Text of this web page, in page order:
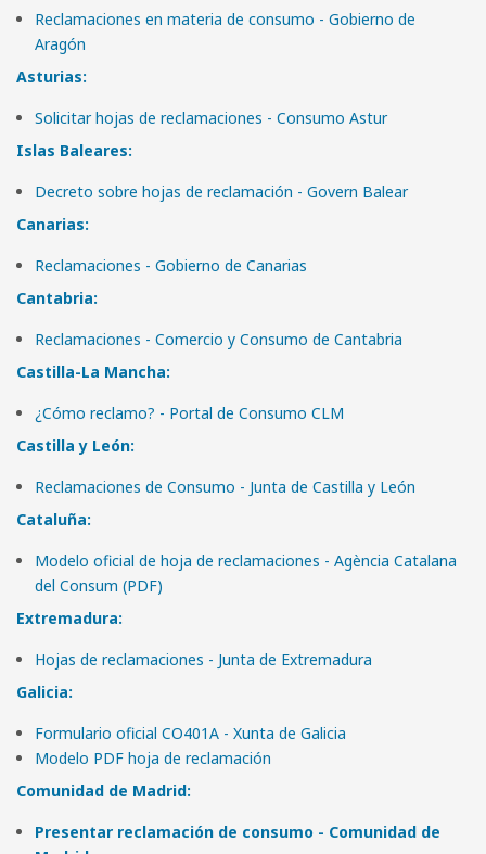
Reclamaciones en materia de consumo - Gobierno de
Aragón
Asturias:
Solicitar hojas de reclamaciones - Consumo Astur
Islas Baleares:
Decreto sobre hojas de reclamación - Govern Balear
Canarias:
Reclamaciones - Gobierno de Canarias
Cantabria:
Reclamaciones - Comercio y Consumo de Cantabria
Castilla-La Mancha:
¿Cómo reclamo? - Portal de Consumo CLM
Castilla y León:
Reclamaciones de Consumo - Junta de Castilla y León
Cataluña:
Modelo oficial de hoja de reclamaciones - Agència Catalana
del Consum (PDF)
Extremadura:
Hojas de reclamaciones - Junta de Extremadura
Galicia:
Formulario oficial CO401A - Xunta de Galicia
Modelo PDF hoja de reclamación
Comunidad de Madrid:
Presentar reclamación de consumo - Comunidad de